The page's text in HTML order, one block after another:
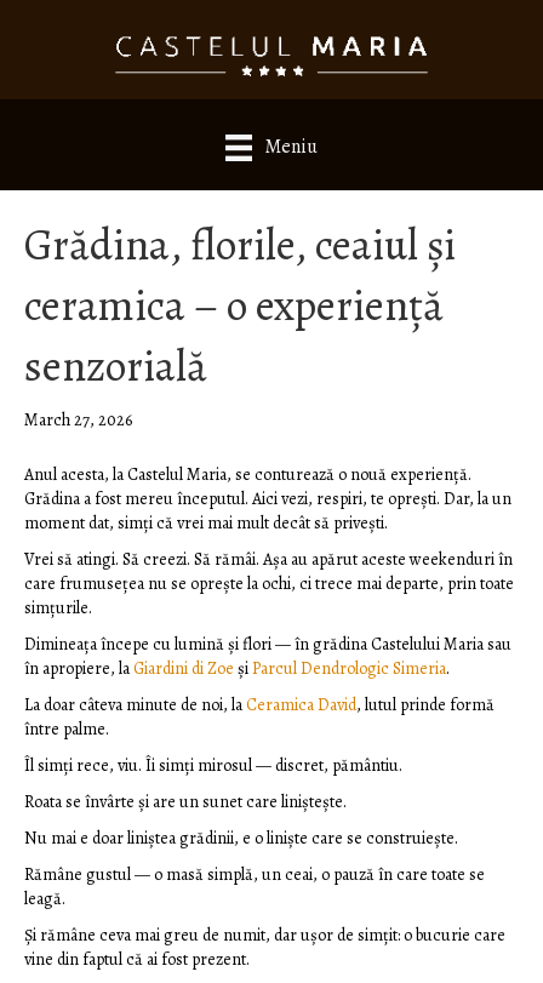
Meniu
Grădina, florile, ceaiul și
ceramica – o experiență
senzorială
March 27, 2026
Anul acesta, la Castelul Maria, se conturează o nouă experiență.
Grădina a fost mereu începutul. Aici vezi, respiri, te oprești. Dar, la un
moment dat, simți că vrei mai mult decât să privești.
Vrei să atingi. Să creezi. Să rămâi. Așa au apărut aceste weekenduri în
care frumusețea nu se oprește la ochi, ci trece mai departe, prin toate
simțurile.
Dimineața începe cu lumină și flori — în grădina Castelului Maria sau
în apropiere, laGiardini di Zoe șiParcul Dendrologic Simeria.
La doar câteva minute de noi, laCeramica David, lutul prinde formă
între palme.
Îl simți rece, viu. Îi simți mirosul — discret, pământiu.
Roata se învârte și are un sunet care liniștește.
Nu mai e doar liniștea grădinii, e o liniște care se construiește.
Rămâne gustul — o masă simplă, un ceai, o pauză în care toate se
leagă.
Și rămâne ceva mai greu de numit, dar ușor de simțit: o bucurie care
vine din faptul că ai fost prezent.